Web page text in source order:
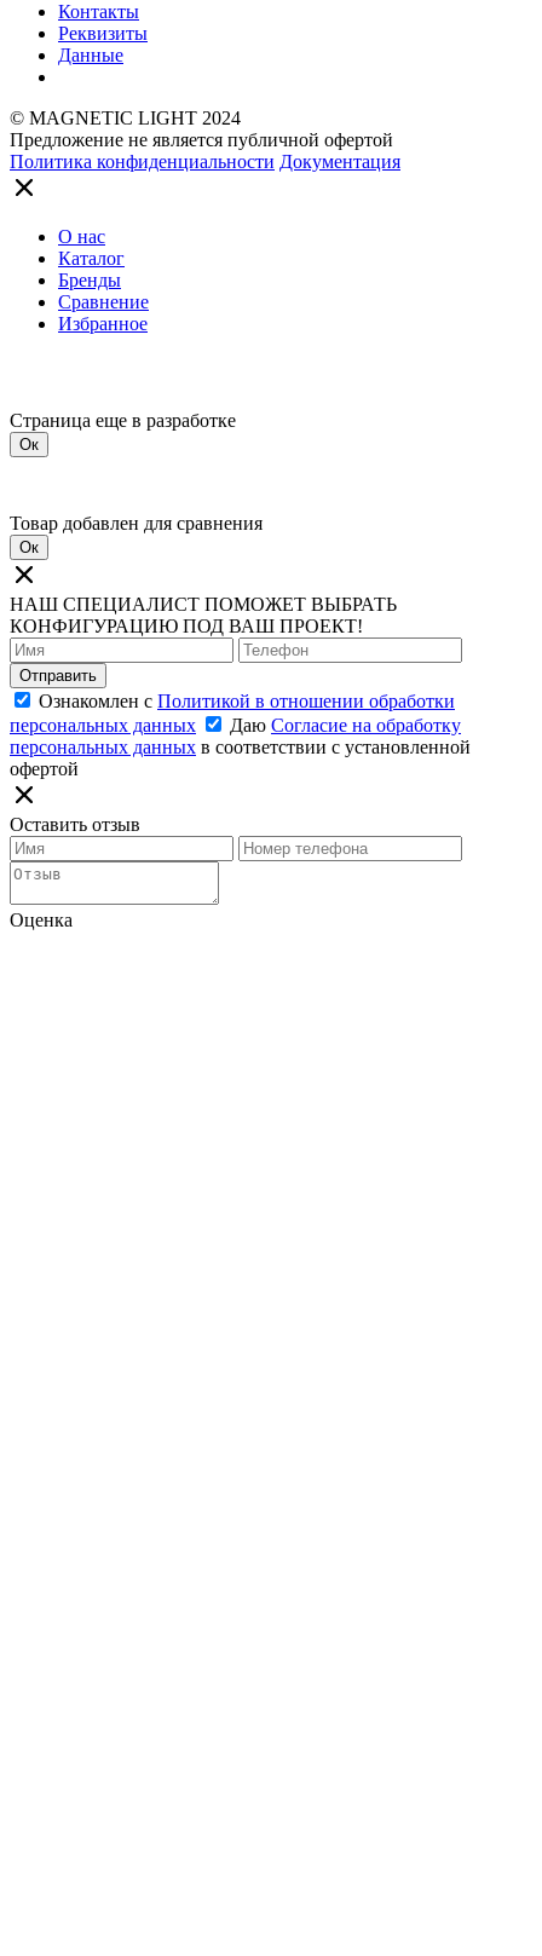
Контакты
Реквизиты
Данные
© MAGNETIC LIGHT 2024
Предложение не является публичной офертой
Политика конфиденциальности Документация
О нас
Каталог
Бренды
Сравнение
Избранное
Страница еще в разработке
Ок
Товар добавлен для сравнения
Ок
НАШ СПЕЦИАЛИСТ ПОМОЖЕТ ВЫБРАТЬ
КОНФИГУРАЦИЮ ПОД ВАШ ПРОЕКТ!
Отправить
Ознакомлен с Политикой в отношении обработки
персональных данных
Даю Согласие на обработку
персональных данных в соответствии с установленной
офертой
Оставить отзыв
Оценка